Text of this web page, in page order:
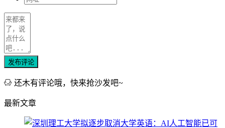
发布评论
还木有评论哦，快来抢沙发吧~
最新文章